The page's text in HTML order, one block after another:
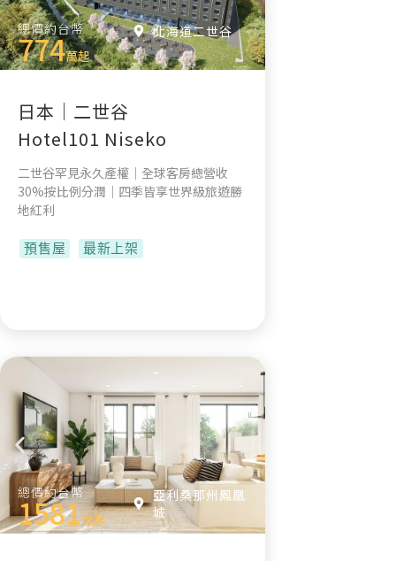
總價約台幣
774萬起
北海道二世谷
日本｜二世谷
Hotel101 Niseko
二世谷罕見永久產權｜全球客房總營收
30%按比例分潤｜四季皆享世界級旅遊勝
地紅利
預售屋 最新上架
總價約台幣
1581萬起
亞利桑那州鳳凰
城